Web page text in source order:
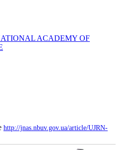
ACADEMY OF
http://jnas.nbuv.gov.ua/article/UJRN-